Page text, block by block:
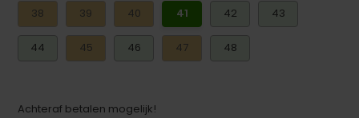
38 39 40 41 42 43
44 45 46 47 48
Achteraf betalen mogelijk!